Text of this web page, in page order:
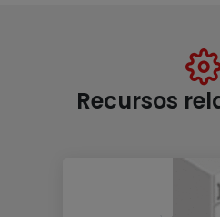
Recursos